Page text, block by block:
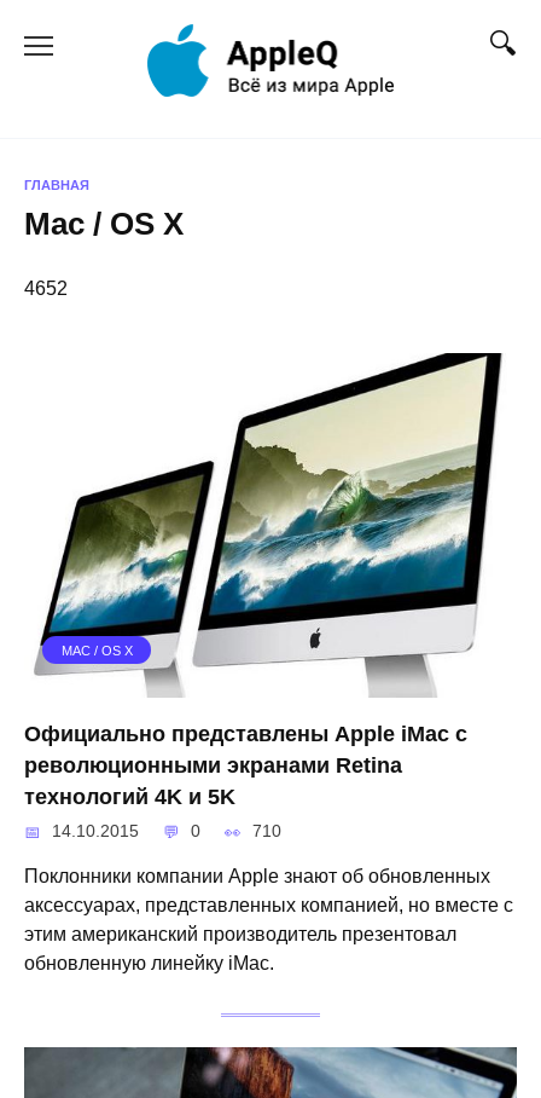
ГЛАВНАЯ
Mac / OS X
4652
MAC / OS X
Официально представлены Apple iMac с
революционными экранами Retina
технологий 4K и 5K
14.10.2015 0 710
Поклонники компании Apple знают об обновленных
аксессуарах, представленных компанией, но вместе с
этим американский производитель презентовал
обновленную линейку iMac.